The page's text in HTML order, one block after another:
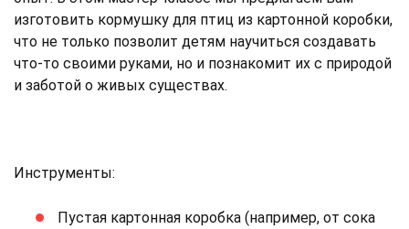
изготовить кормушку для птиц из картонной коробки,
что не только позволит детям научиться создавать
что-то своими руками, но и познакомит их с природой
и заботой о живых существах.
Инструменты:
Пустая картонная коробка (например, от сока